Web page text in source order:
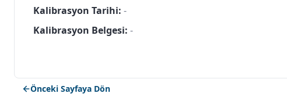
Kalibrasyon Tarihi: -
Kalibrasyon Belgesi: -
Önceki Sayfaya Dön